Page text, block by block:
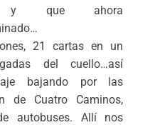
y que ahora
21 cartas en un
del cuello…así
bajando por las
de Cuatro Caminos,
autobuses. Allí nos